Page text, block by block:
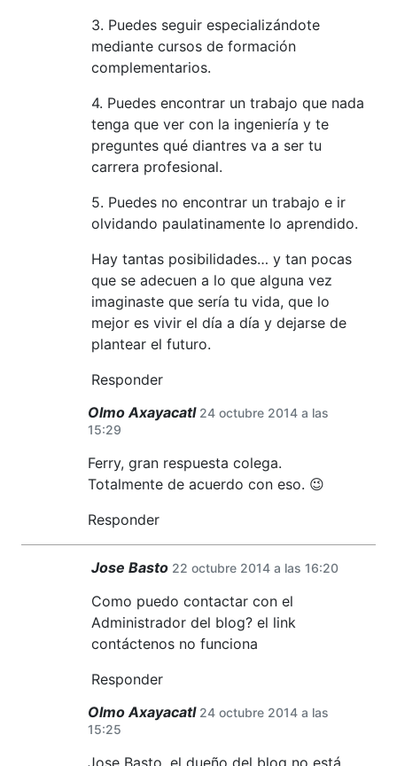
3. Puedes seguir especializándote
mediante cursos de formación
complementarios.
4. Puedes encontrar un trabajo que nada
tenga que ver con la ingeniería y te
preguntes qué diantres va a ser tu
carrera profesional.
5. Puedes no encontrar un trabajo e ir
olvidando paulatinamente lo aprendido.
Hay tantas posibilidades… y tan pocas
que se adecuen a lo que alguna vez
imaginaste que sería tu vida, que lo
mejor es vivir el día a día y dejarse de
plantear el futuro.
Responder
Olmo Axayacatl 24 octubre 2014 a las
15:29
Ferry, gran respuesta colega.
Totalmente de acuerdo con eso. 😉
Responder
Jose Basto 22 octubre 2014 a las 16:20
Como puedo contactar con el
Administrador del blog? el link
contáctenos no funciona
Responder
Olmo Axayacatl 24 octubre 2014 a las
15:25